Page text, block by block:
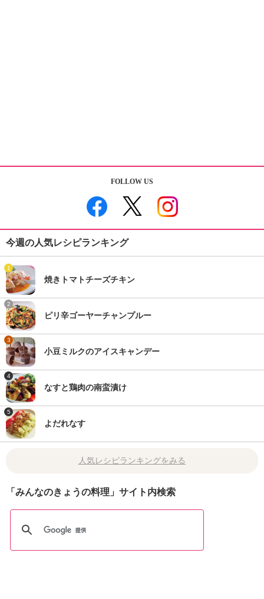
FOLLOW US
今週の人気レシピランキング
1
焼きトマトチーズチキン
2
ピリ辛ゴーヤーチャンプルー
3
小豆ミルクのアイスキャンデー
4
なすと鶏肉の南蛮漬け
5
よだれなす
人気レシピランキングをみる
「みんなのきょうの料理」サイト内検索